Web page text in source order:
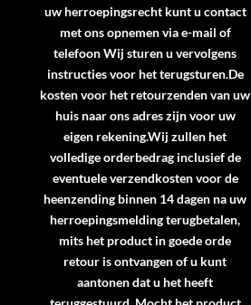
uw herroepingsrecht kunt u contact
met ons opnemen via e-mail of
telefoon Wij sturen u vervolgens
instructies voor het terugsturen.De
kosten voor het retourzenden van uw
huis naar ons adres zijn voor uw
eigen rekening.Wij zullen het
volledige orderbedrag inclusief de
eventuele verzendkosten voor de
heenzending binnen 14 dagen na uw
herroepingsmelding terugbetalen,
mits het product in goede orde
retour is ontvangen of u kunt
aantonen dat u het heeft